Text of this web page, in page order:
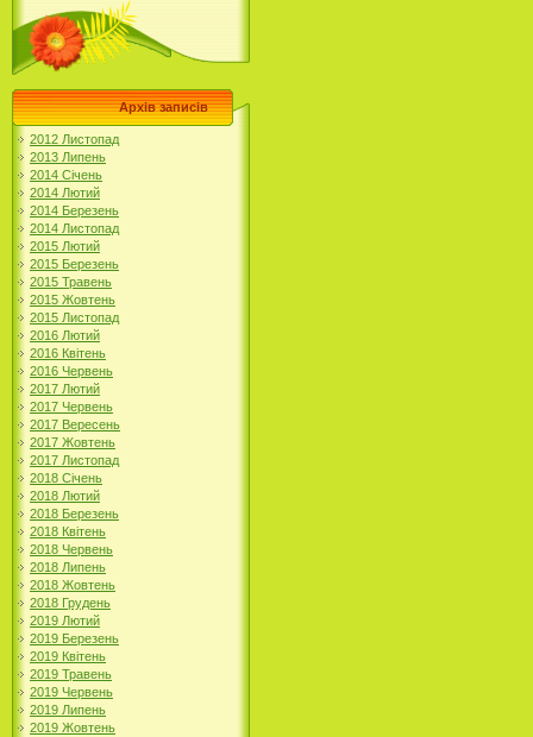
Архів записів
2012 Листопад
2013 Липень
2014 Січень
2014 Лютий
2014 Березень
2014 Листопад
2015 Лютий
2015 Березень
2015 Травень
2015 Жовтень
2015 Листопад
2016 Лютий
2016 Квітень
2016 Червень
2017 Лютий
2017 Червень
2017 Вересень
2017 Жовтень
2017 Листопад
2018 Січень
2018 Лютий
2018 Березень
2018 Квітень
2018 Червень
2018 Липень
2018 Жовтень
2018 Грудень
2019 Лютий
2019 Березень
2019 Квітень
2019 Травень
2019 Червень
2019 Липень
2019 Жовтень